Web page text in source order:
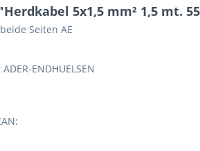
5x1,5 mm² 1,5 mt.
Seiten AE
ENDHUELSEN